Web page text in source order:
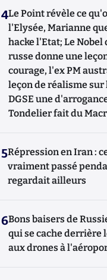
4Le Point révèle ce
l'Elysée, Marianne
hacke l'Etat; Le Nobel
russe donne une
courage, l'ex PM
leçon de réalisme sur
DGSE une
Tondelier fait du
5Répression en Iran :
vraiment passé
regardait ailleurs
6Bons baisers de
qui se cache derrière
aux drones à